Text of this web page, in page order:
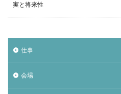
実と将来性
仕事
会場